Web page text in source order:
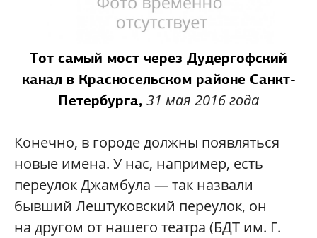
Тот самый мост через Дудергофский
канал в Красносельском районе Санкт-
Петербурга, 31 мая 2016 года
Конечно, в городе должны появляться
новые имена. У нас, например, есть
переулок Джамбула — так назвали
бывший Лештуковский переулок, он
на другом от нашего театра (БДТ им. Г.